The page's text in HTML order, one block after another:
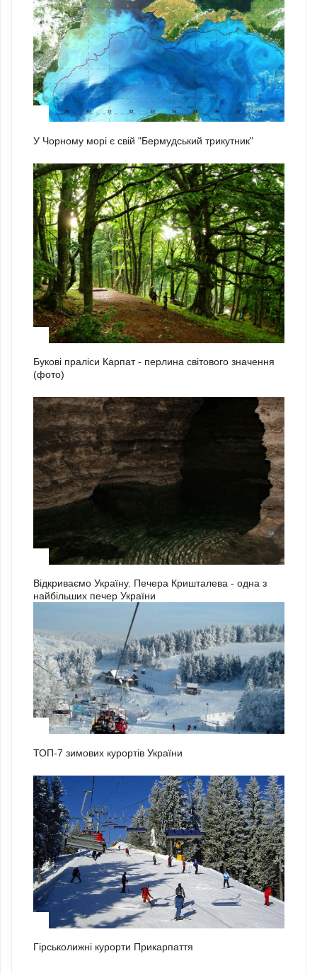
У Чорному морі є свій "Бермудський трикутник"
Букові праліси Карпат - перлина світового значення
(фото)
Відкриваємо Україну. Печера Кришталева - одна з
найбільших печер України
ТОП-7 зимових курортів України
Гірськолижні курорти Прикарпаття